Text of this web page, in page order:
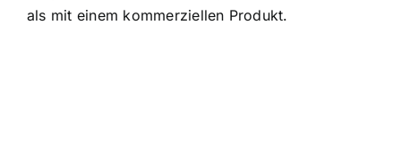
als mit einem kommerziellen Produkt.